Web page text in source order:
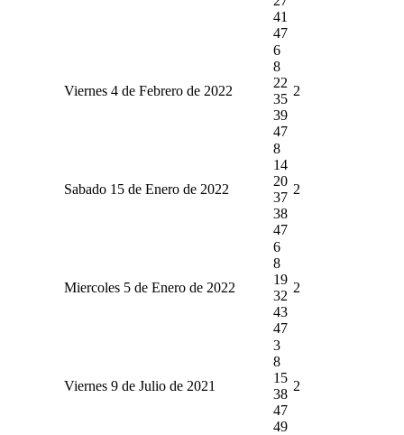
41
47
Viernes 4 de Febrero de 2022
6
8
22
35
39
47
2
Sabado 15 de Enero de 2022
8
14
20
37
38
47
2
Miercoles 5 de Enero de 2022
6
8
19
32
43
47
2
Viernes 9 de Julio de 2021
3
8
15
38
47
49
2